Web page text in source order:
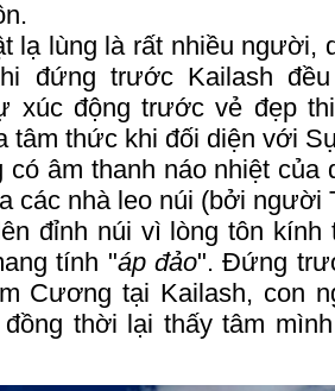
lạ lùng là rất nhiều người,
đứng trước Kailash
xúc động trước vẻ đẹp
tâm thức khi đối diện với
có âm thanh náo nhiệt của
các nhà leo núi (bởi người
đỉnh núi vì lòng tôn
tính "áp đảo". Đứng
Cương tại Kailash, con
thời lại thấy tâm